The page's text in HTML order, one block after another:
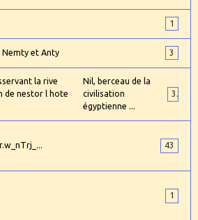
1
Nemty et Anty 3
Nil, berceau de la
civilisation
égyptienne ...
3
43
1